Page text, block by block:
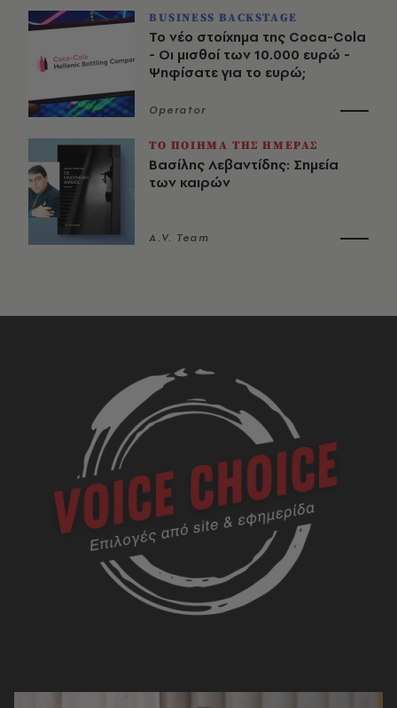
BUSINESS BACKSTAGE
Το νέο στοίχημα της Coca-Cola
- Οι μισθοί των 10.000 ευρώ -
Ψηφίσατε για το ευρώ;
Operator
ΤΟ ΠΟΙΗΜΑ ΤΗΣ ΗΜΕΡΑΣ
Βασίλης Λεβαντίδης: Σημεία
των καιρών
A.V. Team